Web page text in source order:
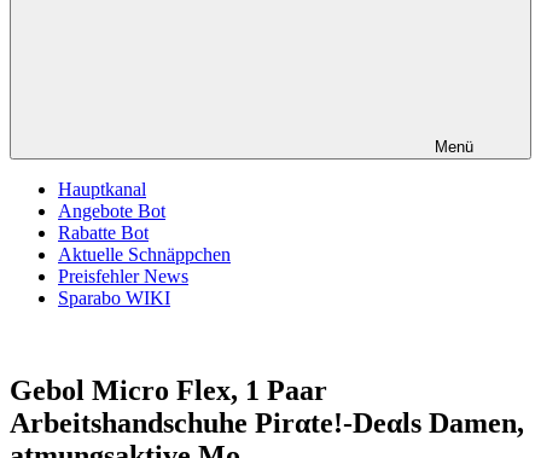
Menü
Hauptkanal
Angebote Bot
Rabatte Bot
Aktuelle Schnäppchen
Preisfehler News
Sparabo WIKI
Gebol Micro Flex, 1 Paar
Arbeitshandschuhe Pirαtе!-Dеαls Damen,